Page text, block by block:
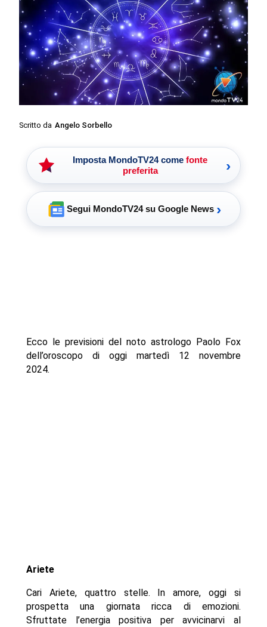
Scritto da Angelo Sorbello
Imposta MondoTV24 come fonte
preferita
›
Segui MondoTV24 su Google News ›
Ecco le previsioni del noto astrologo Paolo Fox
dell’oroscopo di oggi martedì 12 novembre
2024.
Ariete
Cari Ariete, quattro stelle. In amore, oggi si
prospetta una giornata ricca di emozioni.
Sfruttate l’energia positiva per avvicinarvi al